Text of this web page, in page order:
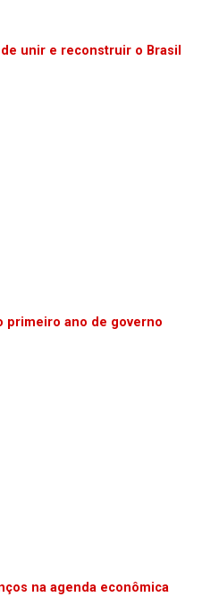
unir e reconstruir o Brasil
primeiro ano de governo
na agenda econômica